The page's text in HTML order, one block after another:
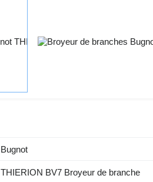
Bugnot
THIERION BV7 Broyeur de branche